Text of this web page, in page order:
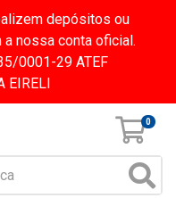
depósitos ou
nossa conta oficial.
0001-29 ATEF
EIRELI
0